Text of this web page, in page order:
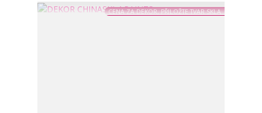
CENA ZA DEKOR, PŘILOŽTE TVAR SKLA